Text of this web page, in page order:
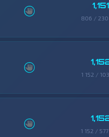
1,151
806 / 230
1 152 /
1 152 /